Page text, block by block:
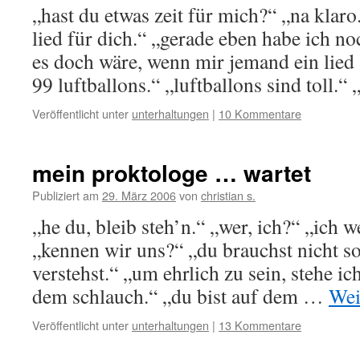
„hast du etwas zeit für mich?“ „na
lied für dich.“ „gerade eben habe ich
es doch wäre, wenn mir jemand ein
99 luftballons.“ „luftballons sind
Veröffentlicht unter unterhaltungen | 10 Kommentare
mein proktologe … wartet
Publiziert am 29. März 2006von christian s.
„he du, bleib steh’n.“ „wer, ich?“ „ich
„kennen wir uns?“ „du brauchst nicht
verstehst.“ „um ehrlich zu sein, stehe
dem schlauch.“ „du bist auf dem …
Veröffentlicht unter unterhaltungen | 13 Kommentare